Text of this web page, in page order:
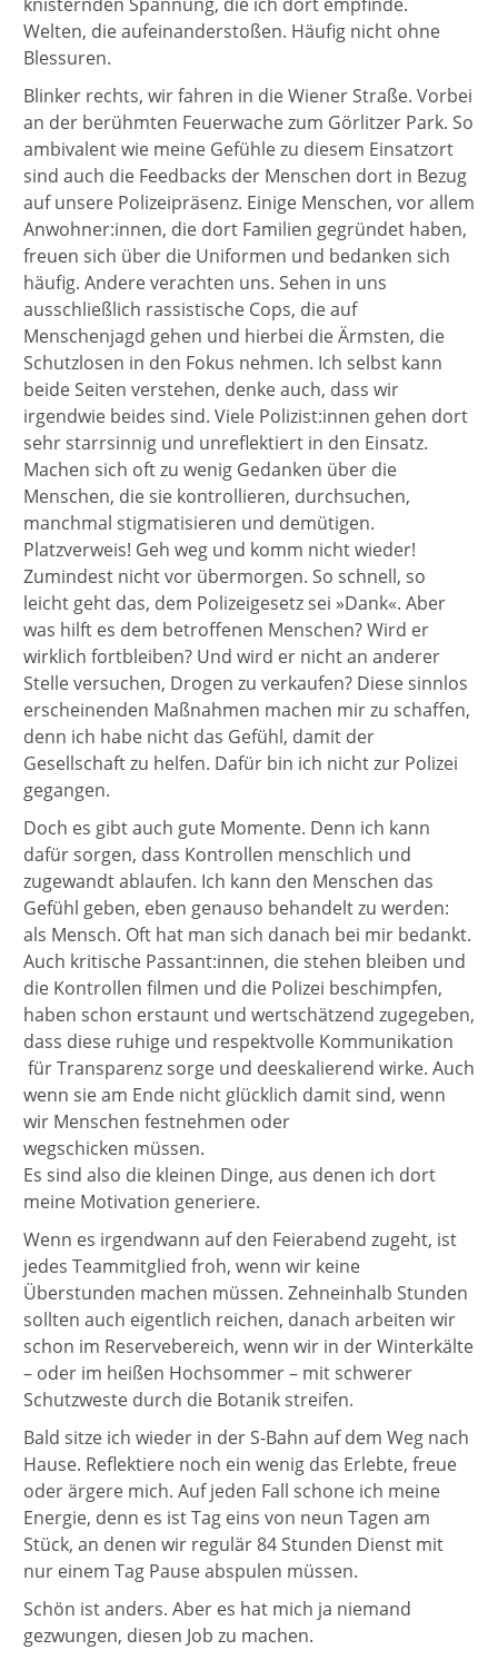
Welten, die aufeinanderstoßen. Häufig nicht ohne
Blessuren.
Blinker rechts, wir fahren in die Wiener Straße. Vorbei
an der berühmten Feuerwache zum Görlitzer Park. So
ambivalent wie meine Gefühle zu diesem Einsatzort
sind auch die Feedbacks der Menschen dort in Bezug
auf unsere Polizeipräsenz. Einige Menschen, vor allem
Anwohner:innen, die dort Familien gegründet haben,
freuen sich über die Uniformen und bedanken sich
häufig. Andere verachten uns. Sehen in uns
ausschließlich rassistische Cops, die auf
Menschenjagd gehen und hierbei die Ärmsten, die
Schutzlosen in den Fokus nehmen. Ich selbst kann
beide Seiten verstehen, denke auch, dass wir
irgendwie beides sind. Viele Polizist:innen gehen dort
sehr starrsinnig und unreflektiert in den Einsatz.
Machen sich oft zu wenig Gedanken über die
Menschen, die sie kontrollieren, durchsuchen,
manchmal stigmatisieren und demütigen.
Platzverweis! Geh weg und komm nicht wieder!
Zumindest nicht vor übermorgen. So schnell, so
leicht geht das, dem Polizeigesetz sei »Dank«. Aber
was hilft es dem betroffenen Menschen? Wird er
wirklich fortbleiben? Und wird er nicht an anderer
Stelle versuchen, Drogen zu verkaufen? Diese sinnlos
erscheinenden Maßnahmen machen mir zu schaffen,
denn ich habe nicht das Gefühl, damit der
Gesellschaft zu helfen. Dafür bin ich nicht zur Polizei
gegangen.
Doch es gibt auch gute Momente. Denn ich kann
dafür sorgen, dass Kontrollen menschlich und
zugewandt ablaufen. Ich kann den Menschen das
Gefühl geben, eben genauso behandelt zu werden:
als Mensch. Oft hat man sich danach bei mir bedankt.
Auch kritische Passant:innen, die stehen bleiben und
die Kontrollen filmen und die Polizei beschimpfen,
haben schon erstaunt und wertschätzend zugegeben,
dass diese ruhige und respektvolle Kommunikation
für Transparenz sorge und deeskalierend wirke. Auch
wenn sie am Ende nicht glücklich damit sind, wenn
wir Menschen festnehmen oder
wegschicken müssen.
Es sind also die kleinen Dinge, aus denen ich dort
meine Motivation generiere.
Wenn es irgendwann auf den Feierabend zugeht, ist
jedes Teammitglied froh, wenn wir keine
Überstunden machen müssen. Zehneinhalb Stunden
sollten auch eigentlich reichen, danach arbeiten wir
schon im Reservebereich, wenn wir in der Winterkälte
– oder im heißen Hochsommer – mit schwerer
Schutzweste durch die Botanik streifen.
Bald sitze ich wieder in der S-Bahn auf dem Weg nach
Hause. Reflektiere noch ein wenig das Erlebte, freue
oder ärgere mich. Auf jeden Fall schone ich meine
Energie, denn es ist Tag eins von neun Tagen am
Stück, an denen wir regulär 84 Stunden Dienst mit
nur einem Tag Pause abspulen müssen.
Schön ist anders. Aber es hat mich ja niemand
gezwungen, diesen Job zu machen.